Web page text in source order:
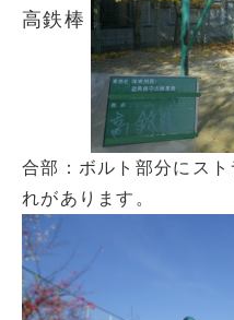
高鉄棒
合部：ボルト部分にス
れがあります。